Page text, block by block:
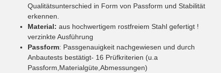
Qualitätsunterschied in Form von Passform und Stabilität
erkennen.
Material: aus hochwertigem rostfreiem Stahl gefertigt !
verzinkte Ausführung
Passform: Passgenauigkeit nachgewiesen und durch
Anbautests bestätigt- 16 Prüfkriterien (u.a
Passform,Materialgüte,Abmessungen)